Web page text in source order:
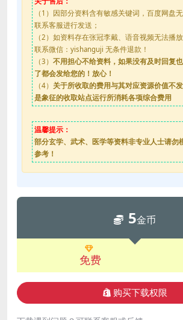
（1）因部分资料含有敏感关键词，百度网盘
联系客服进行发送；
（2）如资料存在张冠李戴、语音视频无法播
联系微信：yishanguji 无条件退款！
（3） 不用担心不给资料，如果没有及时回复
了都会发给您的！放心！
（4） 关于所收取的费用与其对应资源价值不
是象征的收取站点运行所消耗各项综合费用
温馨提示：
部分玄学、武术、医学等资料非专业人士请勿
参考！
5金币
免费
购买下载权限